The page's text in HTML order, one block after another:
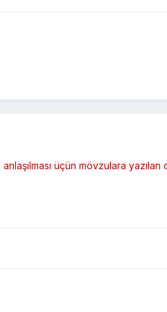
üçün mövzulara